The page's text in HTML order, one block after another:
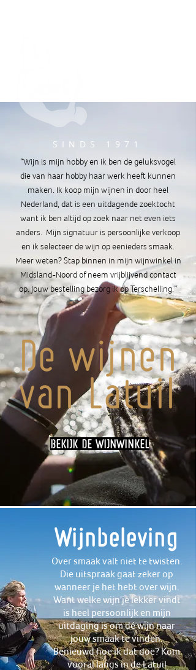
SINDS 1971
“Wijn is mijn hobby en ik ben de geluksvogel
die van haar hobby haar werk heeft kunnen
maken. Ik koop mijn wijnen in door heel
Nederland, dat is een uitdagende zoektocht
want ik ben altijd op zoek naar net even iets
anders. Mijn signatuur is persoonlijke verkoop
en ik selecteer de wijn op eenieders smaak.
Meer weten?Stap binnen in mijn wijnwinkel in
Midsland-Noord of neem vrijblijvend contact
op. Jouw bestelling bezorg ik op Terschelling.”
De wijnen
vanLatuil
BEKIJK DE WIJNWINKEL
Wijnbeleving
Over smaak valt niet te twisten.
Die uitspraak gaat zeker op
wanneer je het hebt over wijn.
Want welke wijn je lekker vindt
is heel persoonlijk en mijn
uitdaging is om dé wijn naar
jouw smaak te vinden.
Benieuwd hoe ik dat doe? Kom
vooral langs in de Latuil